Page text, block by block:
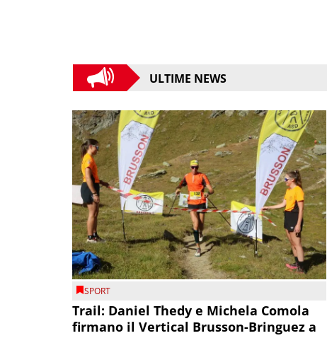
ULTIME NEWS
SPORT
Trail: Daniel Thedy e Michela Comola
firmano il Vertical Brusson-Bringuez a